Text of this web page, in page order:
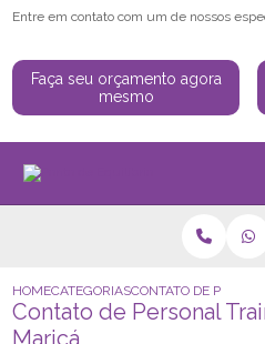
Entre em contato com um de nossos
Faça seu orçamento agora
mesmo
HOMECATEGORIASCONTATO DE
Contato de Personal
Maricá